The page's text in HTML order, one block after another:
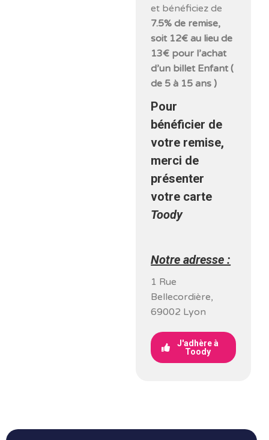
et bénéficiez de
7.5% de remise,
soit 12€ au lieu de
13€ pour l’achat
d’un billet Enfant (
de 5 à 15 ans )
Pour
bénéficier de
votre remise,
merci de
présenter
votre carte
Toody
Notre adresse :
1 Rue
Bellecordière,
69002 Lyon
J'adhère à
Toody